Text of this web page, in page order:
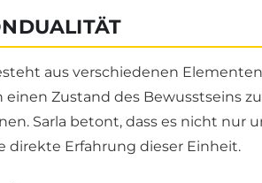
aus verschiedenen
Zustand des Bewusstseins
Sarla betont, dass es nicht nur
direkte Erfahrung dieser Einheit.